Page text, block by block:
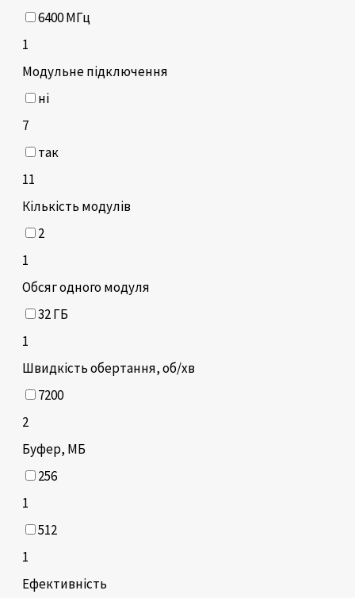
6400 МГц
1
Модульне підключення
ні
7
так
11
Кількість модулів
2
1
Обсяг одного модуля
32 ГБ
1
Швидкість обертання, об/хв
7200
2
Буфер, МБ
256
1
512
1
Ефективність